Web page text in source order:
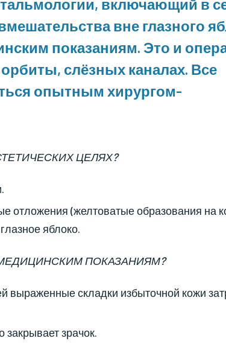
включающий в
вне глазного
показаниям. Это и
слёзных каналах. Все
опытным хирургом-
ЦЕЛЯХ?
отложения (желтоватые образования на
яблоко.
ПОКАЗАНИЯМ?
складки избыточной кожи
зрачок.